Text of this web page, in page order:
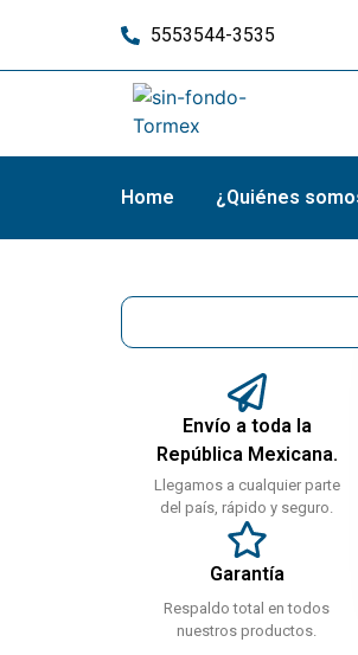
5553544-3535
Home ¿Quiénes
Envío a toda la
República Mexicana.
Llegamos a cualquier parte
del país, rápido y seguro.
Garantía
Respaldo total en todos
nuestros productos.